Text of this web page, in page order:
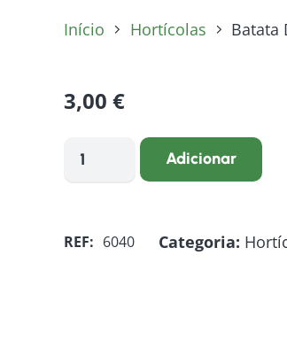
Início Hortícolas Batata
3,00€
Quantidade
Nacional
Adicionar
REF: 6040 Categoria: